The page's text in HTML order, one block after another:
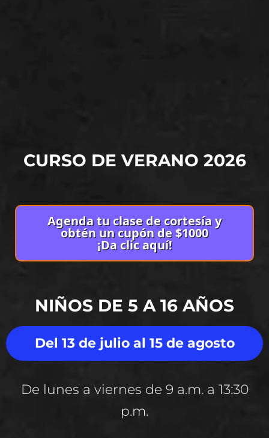
CURSO DE VERANO 2026
Agenda tu clase de cortesía y
obtén un cupón de $1000
¡Da clic aquí!
NIÑOS DE 5 A 16 AÑOS
Del 13 de julio al 15 de agosto
De lunes a viernes de 9 a.m. a 13:30
p.m.